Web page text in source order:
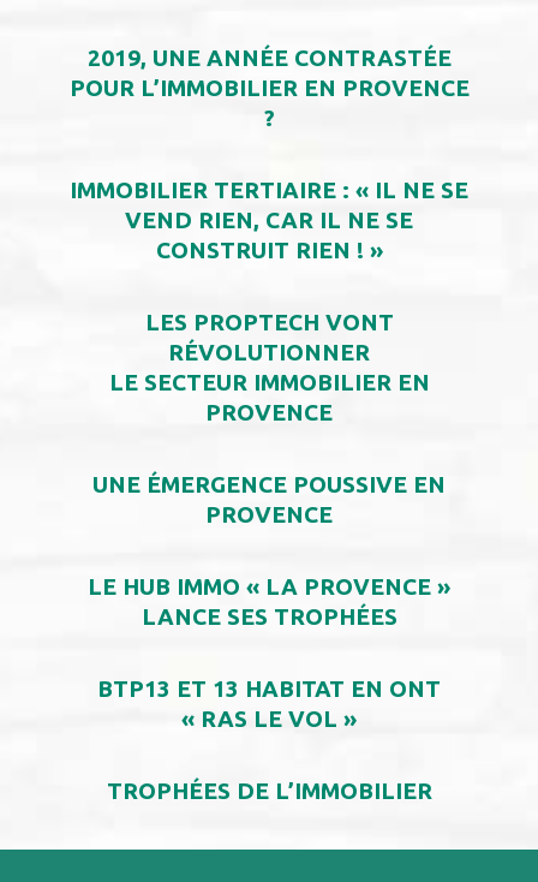
2019, UNE ANNÉE CONTRASTÉE
POUR L’IMMOBILIER EN PROVENCE
?
IMMOBILIER TERTIAIRE : « IL NE SE
VEND RIEN, CAR IL NE SE
CONSTRUIT RIEN ! »
LES PROPTECH VONT
RÉVOLUTIONNER
LE SECTEUR IMMOBILIER EN
PROVENCE
UNE ÉMERGENCE POUSSIVE EN
PROVENCE
LE HUB IMMO « LA PROVENCE »
LANCE SES TROPHÉES
BTP13 ET 13 HABITAT EN ONT
« RAS LE VOL »
TROPHÉES DE L’IMMOBILIER